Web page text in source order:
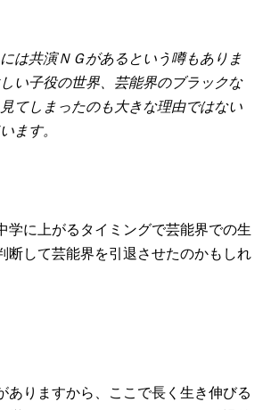
は共演ＮＧがあるという噂もありま
い子役の世界、芸能界のブラックな
てしまったのも大きな理由ではない
ます。
学に上がるタイミングで芸能界での生
断して芸能界を引退させたのかもしれ
ありますから、ここで長く生き伸びる